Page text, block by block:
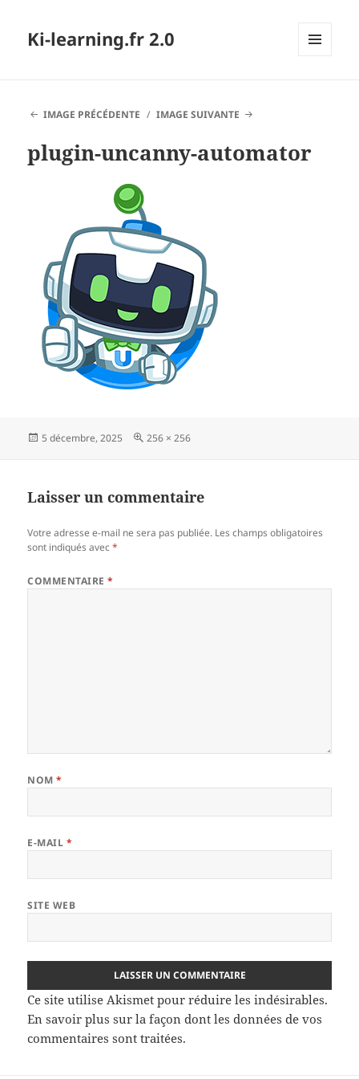
Ki-learning.fr 2.0
IMAGE PRÉCÉDENTE
IMAGE SUIVANTE
plugin-uncanny-automator
Publié
5 décembre, 2025
Taille
256 × 256
Laisser un commentaire
Votre adresse e-mail ne sera pas publiée. Les champs obligatoires
sont indiqués avec*
COMMENTAIRE*
NOM*
E-MAIL *
SITE WEB
Ce site utilise Akismet pour réduire les indésirables.
En savoir plus sur la façon dont les données de vos
commentaires sont traitées.